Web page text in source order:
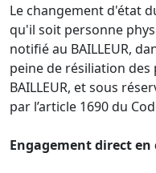
Le changement d'état
qu'il soit personne
notifié au BAILLEUR,
peine de résiliation
BAILLEUR, et sous
par l’article 1690 du
Engagement direct